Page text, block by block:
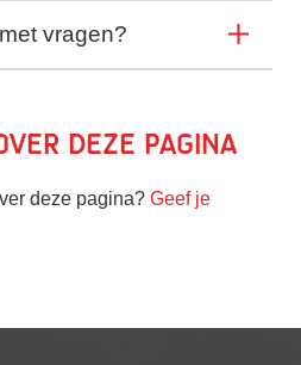
vragen?
deze pagina
deze pagina? Geef je